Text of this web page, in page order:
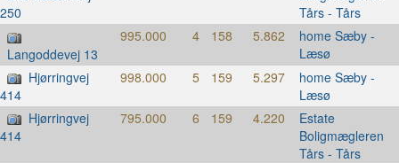
250
Tårs - Tårs
Langoddevej 13
995.000 4 158 5.862 home Sæby -
Læsø
Hjørringvej
414
998.000 5 159 5.297 home Sæby -
Læsø
Hjørringvej
414
795.000 6 159 4.220 Estate
Boligmægleren
Tårs - Tårs